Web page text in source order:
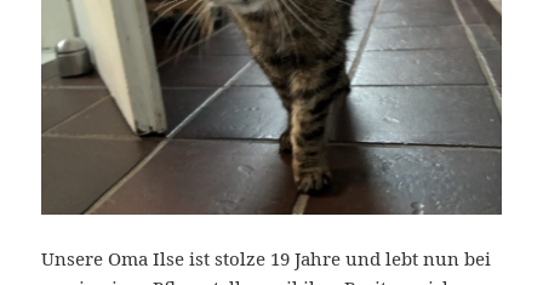
Unsere Oma Ilse ist stolze 19 Jahre und lebt nun bei